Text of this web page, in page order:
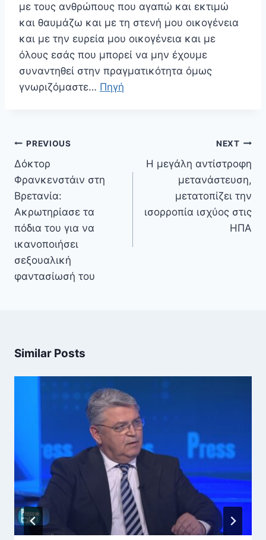
με τους ανθρώπους που αγαπώ και εκτιμώ
και θαυμάζω και με τη στενή μου οικογένεια
και με την ευρεία μου οικογένεια και με
όλους εσάς που μπορεί να μην έχουμε
συναντηθεί στην πραγματικότητα όμως
γνωριζόμαστε… Πηγή
Πλοήγηση
άρθρων
PREVIOUS
Δόκτορ
Φρανκενστάιν στη
Βρετανία:
Ακρωτηρίασε τα
πόδια του για να
ικανοποιήσει
σεξουαλική
φαντασίωσή του
NEXT
Η μεγάλη αντίστροφη
μετανάστευση,
μετατοπίζει την
ισορροπία ισχύος στις
ΗΠΑ
Similar Posts